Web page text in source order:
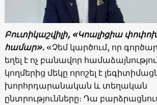
Բուտիկաշվիլի, «Կոալիցիա
համար»․«Չեմ կարծում, որ
եղել է ոչ բանավոր
կողմերից մեկը որոշել է
խորհրդարանական և տեղական
ընտրությունները։ Դա